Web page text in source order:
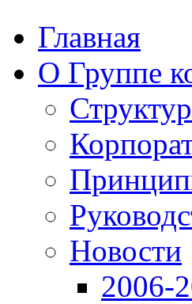
Главная
О Группе
Новости
2006-